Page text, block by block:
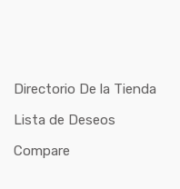
Directorio De la Tienda
Lista de Deseos
Compare